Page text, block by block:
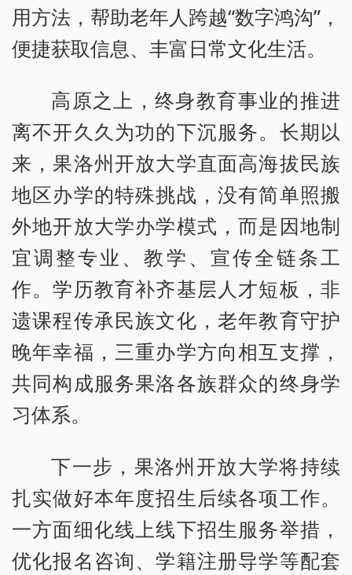
用方法，帮助老年人跨越“数字鸿沟”，
便捷获取信息、丰富日常文化生活。
高原之上，终身教育事业的推进
离不开久久为功的下沉服务。长期以
来，果洛州开放大学直面高海拔民族
地区办学的特殊挑战，没有简单照搬
外地开放大学办学模式，而是因地制
宜调整专业、教学、宣传全链条工
作。学历教育补齐基层人才短板，非
遗课程传承民族文化，老年教育守护
晚年幸福，三重办学方向相互支撑，
共同构成服务果洛各族群众的终身学
习体系。
下一步，果洛州开放大学将持续
扎实做好本年度招生后续各项工作。
一方面细化线上线下招生服务举措，
优化报名咨询、学籍注册导学等配套